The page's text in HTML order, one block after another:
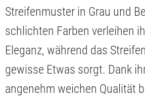
Streifenmuster in Grau und
schlichten Farben verleihen
Eleganz, während das
gewisse Etwas sorgt. Dank
angenehm weichen Qualität